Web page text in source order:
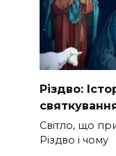
Різдво:
Світло, що
Різдво і чому